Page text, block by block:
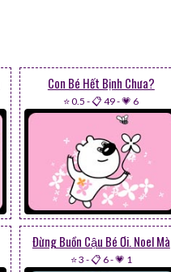
Con Bé Hết Bịnh Chưa?
⭐ 0.5 -📋 49-💗 6
Đừng Buồn Cậu Bé Ơi. Noel Mà
⭐ 3 -📋 6-💗 1